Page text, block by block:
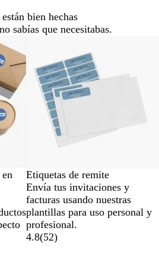
bien hechas
sabías que necesitabas.
Etiquetas de remite
Envía tus invitaciones y
facturas usando nuestras
plantillas para uso personal y
profesional.
4.8(52)